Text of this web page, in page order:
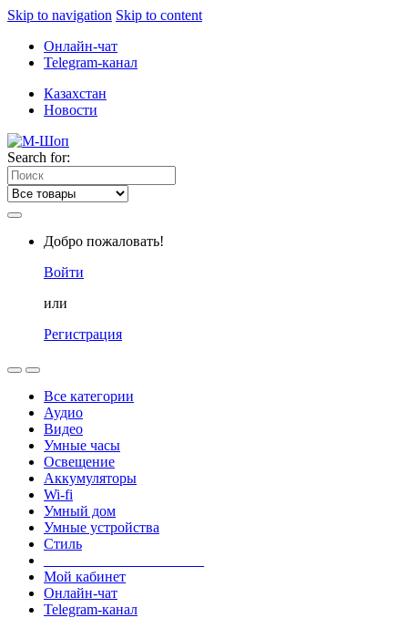
Skip to navigation Skip to content
Онлайн-чат
Telegram-канал
Казахстан
Новости
Search for:
Добро пожаловать!
Войти
или
Регистрация
Все категории
Аудио
Видео
Умные часы
Освещение
Аккумуляторы
Wi-fi
Умный дом
Умные устройства
Стиль
Мой кабинет
Онлайн-чат
Telegram-канал